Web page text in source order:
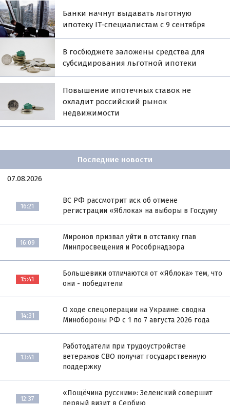
Банки начнут выдавать льготную
ипотеку IT-специалистам с 9 сентября
В госбюджете заложены средства для
субсидирования льготной ипотеки
Повышение ипотечных ставок не
охладит российский рынок
недвижимости
Последние новости
07.08.2026
16:21
ВС РФ рассмотрит иск об отмене
регистрации «Яблока» на выборы в Госдуму
16:09
Миронов призвал уйти в отставку глав
Минпросвещения и Рособрнадзора
15:41
Большевики отличаются от «Яблока» тем, что
они - победители
14:31
О ходе спецоперации на Украине: сводка
Минобороны РФ с 1 по 7 августа 2026 года
13:41
Работодатели при трудоустройстве
ветеранов СВО получат государственную
поддержку
12:37
«Пощёчина русским»: Зеленский совершит